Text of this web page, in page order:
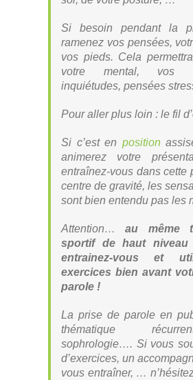
Si besoin pendant la
ramenez vos pensées,
vos pieds. Cela
votre mental, vos
inquiétudes, pensées
Pour aller plus loin : le fil
Si c’est en position
animerez votre
entraînez-vous dans
centre de gravité, les
sont bien entendu pas les
Attention…au même
sportif de haut niveau
entrainez-vous et
exercices bien avant
parole !
La prise de parole en
thématique
sophrologie…. Si vous
d’exercices, un
vous entraîner, …